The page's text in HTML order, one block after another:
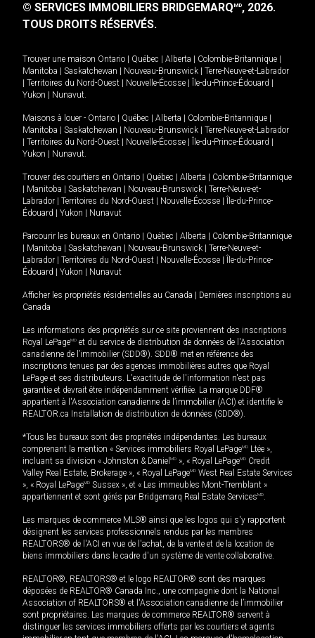
© SERVICES IMMOBILIERS BRIDGEMARQMD, 2026.
TOUS DROITS RÉSERVÉS.
Trouver une maison Ontario Québec Alberta Colombie-Britannique
Manitoba
Saskatchewan Nouveau-Brunswick
Terre-Neuve-et-Labrador
Territoires du Nord-Ouest Nouvelle-Écosse Île-du-Prince-Édouard
Yukon
Nunavut.
Maisons à louer - Ontario Québec Alberta Colombie-Britannique
Manitoba
Saskatchewan Nouveau-Brunswick
Terre-Neuve-et-Labrador
Territoires du Nord-Ouest Nouvelle-Écosse Île-du-Prince-Édouard
Yukon
Nunavut.
Trouver des courtiers en Ontario Québec Alberta
Colombie-Britannique
Manitoba Saskatchewan Nouveau-Brunswick
Terre-Neuve-et-
Labrador
Territoires du Nord-Ouest Nouvelle-Écosse
Île-du-Prince-
Édouard
Yukon Nunavut
Parcourir les bureaux en Ontario Québec Alberta
Colombie-Britannique
Manitoba Saskatchewan Nouveau-Brunswick
Terre-Neuve-et-
Labrador
Territoires du Nord-Ouest Nouvelle-Écosse
Île-du-Prince-
Édouard
Yukon Nunavut
Afficher les propriétés résidentielles au Canada
Dernières inscriptions au
Canada
Les informations des propriétés sur ce site proviennent des inscriptions
Royal LePageMD et du service de distribution de données de l'Association
canadienne de l’immobilier (SDD®). SDD® met en référence des
inscriptions tenues par des agences immobilières autres que Royal
LePage et ses distributeurs. L'exactitude de l'information n'est pas
garantie et devrait être indépendamment vérifiée. La marque DDF®
appartient à l'Association canadienne de l’immobilier (ACI) et identifie le
REALTOR.ca Installation de distribution de données (SDD®).
*Tous les bureaux sont des propriétés indépendantes. Les bureaux
comprenant la mention « Services immobiliers Royal LePageMD Ltée »,
incluant sa division « Johnston & Daniel MD », « Royal LePageMD Credit
Valley Real Estate, Brokerage », « Royal LePageMD West Real Estate Services
», « Royal LePageMD Sussex », et « Les immeubles Mont-Tremblant »
appartiennent et sont gérés par Bridgemarq Real Estate ServicesMD.
Les marques de commerce MLS® ainsi que les logos qui s'y rapportent
désignent les services professionnels rendus par les membres
REALTORS® de l'ACI en vue de l'achat, de la vente et de la location de
biens immobiliers dans le cadre d'un système de vente collaborative.
REALTOR®, REALTORS® et le logo REALTOR® sont des marques
déposées de REALTOR® Canada Inc., une compagnie dont la National
Association of REALTORS® et l'Association canadienne de l’immobilier
sont propriétaires. Les marques de commerce REALTOR® servent à
distinguer les services immobiliers offerts par les courtiers et agents